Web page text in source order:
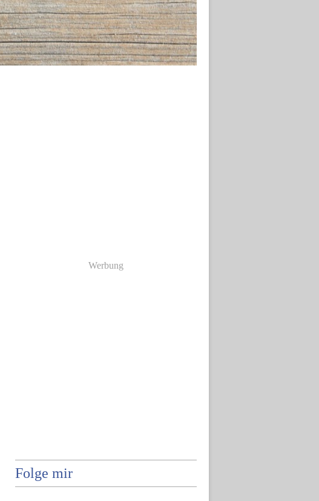
Werbung
Folge mir